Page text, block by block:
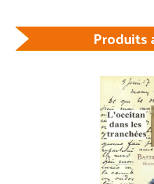
Produits